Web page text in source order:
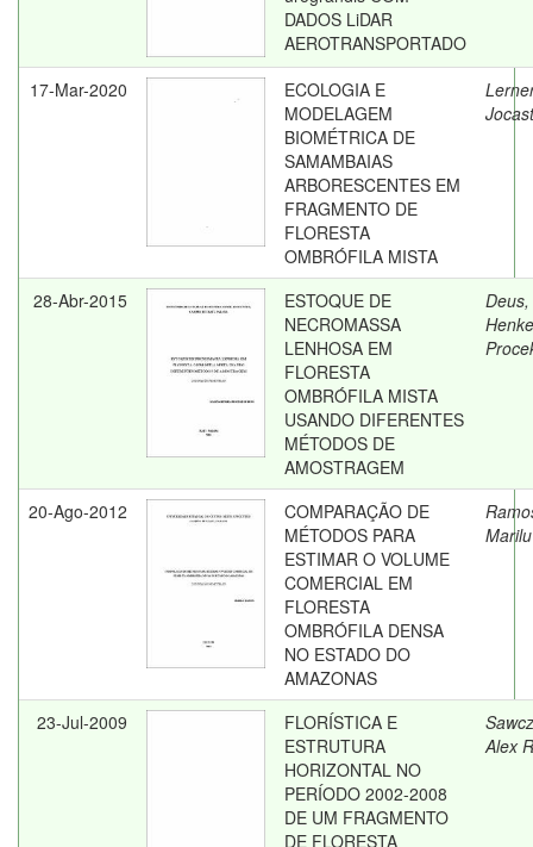
DADOS LiDAR
AEROTRANSPORTADO
17-Mar-2020
ECOLOGIA E
MODELAGEM
BIOMÉTRICA DE
SAMAMBAIAS
ARBORESCENTES EM
FRAGMENTO DE
FLORESTA
OMBRÓFILA MISTA
28-Abr-2015
ESTOQUE DE
NECROMASSA
LENHOSA EM
FLORESTA
OMBRÓFILA MISTA
USANDO DIFERENTES
MÉTODOS DE
AMOSTRAGEM
20-Ago-2012
COMPARAÇÃO DE
MÉTODOS PARA
ESTIMAR O VOLUME
COMERCIAL EM
FLORESTA
OMBRÓFILA DENSA
NO ESTADO DO
AMAZONAS
Marilu
23-Jul-2009
FLORÍSTICA E
ESTRUTURA
HORIZONTAL NO
PERÍODO 2002-2008
DE UM FRAGMENTO
DE FLORESTA
Alex